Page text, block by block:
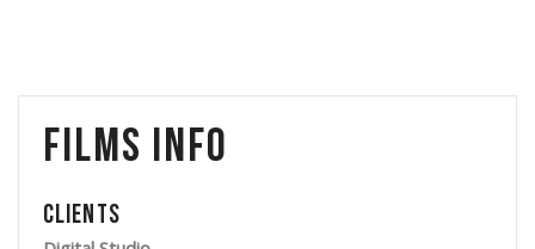
Films Info
Clients